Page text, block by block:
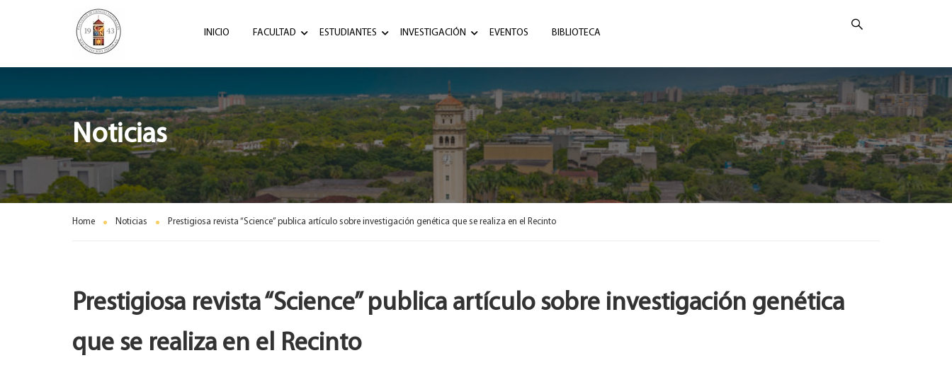
INICIO FACULTAD ESTUDIANTES INVESTIGACIÓN EVENTOS BIBLIOTECA
Noticias
Home Noticias Prestigiosa revista “Science” publica artículo sobre investigación genética que se realiza en el Recinto
Prestigiosa revista “Science” publica artículo sobre investigación genética
que se realiza en el Recinto